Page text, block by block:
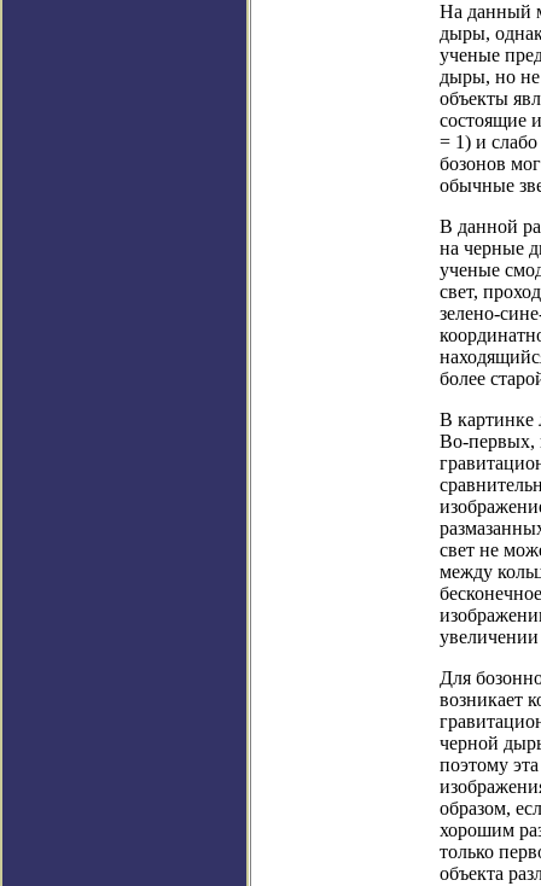
На данный
дыры,
ученые
дыры, но
объекты
состоящие
= 1) и
бозонов
обычные
В данной
на черные
ученые
свет,
зелено-
более
В картинке
Во-первых,
свет не
между
увеличении
Для
возникает
черной
поэтому
образом,
хорошим
только
объекта